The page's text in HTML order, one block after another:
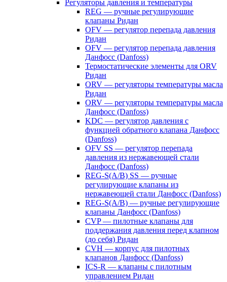
Регуляторы давления и температуры
REG — ручные регулирующие
клапаны Ридан
OFV — регулятор перепада давления
Ридан
OFV — регулятор перепада давления
Данфосс (Danfoss)
Термостатические элементы для ORV
Ридан
ORV — регуляторы температуры масла
Ридан
ORV — регуляторы температуры масла
Данфосс (Danfoss)
KDC — регулятор давления с
функцией обратного клапана Данфосс
(Danfoss)
OFV SS — регулятор перепада
давления из нержавеющей стали
Данфосс (Danfoss)
REG-S(A/B) SS — ручные
регулирующие клапаны из
нержавеющей стали Данфосс (Danfoss)
REG-S(A/B) — ручные регулирующие
клапаны Данфосс (Danfoss)
CVP — пилотные клапаны для
поддержания давления перед клапном
(до себя) Ридан
CVH — корпус для пилотных
клапанов Данфосс (Danfoss)
ICS-R — клапаны с пилотным
управлением Ридан